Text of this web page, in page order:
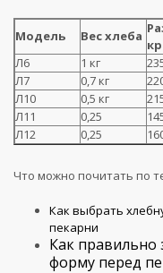
Модель Вес хлеба
Л6
1 кг
Л7
0,7 кг
Л10
0,5 кг
Л11
0,25
Л12
0,25
Что можно почитать по
Как выбрать
пекарни
Как правильно
форму перед